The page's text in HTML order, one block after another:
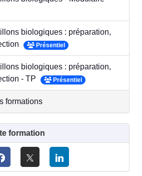
biologiques : préparation,
Présentiel
biologiques : préparation,
- TP
Présentiel
formations
formation